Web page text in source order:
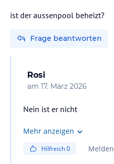
ist der aussenpool beheizt?
Frage beantworten
Rosi
am 17. März 2026
Nein ist er nicht
Mehr anzeigen
Hilfreich0 Melden